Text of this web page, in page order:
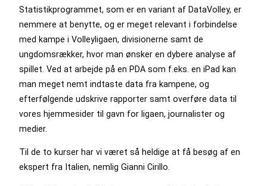
Statistikprogrammet, som er en variant af DataVolley, er
nemmere at benytte, og er meget relevant i forbindelse
med kampe i Volleyligaen, divisionerne samt de
ungdomsrækker, hvor man ønsker en dybere analyse af
spillet. Ved at arbejde på en PDA som f.eks. en iPad kan
man meget nemt indtaste data fra kampene, og
efterfølgende udskrive rapporter samt overføre data til
vores hjemmesider til gavn for ligaen, journalister og
medier.
Til de to kurser har vi været så heldige at få besøg af en
ekspert fra Italien, nemlig Gianni Cirillo.